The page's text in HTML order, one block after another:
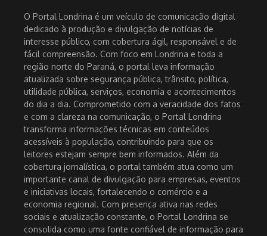
O Portal Londrina é um veículo de comunicação digital
dedicado à produção e divulgação de notícias de
interesse público, com cobertura ágil, responsável e de
fácil compreensão. Com foco em Londrina e toda a
região norte do Paraná, o portal leva informação
atualizada sobre segurança pública, trânsito, política,
utilidade pública, serviços, economia e acontecimentos
do dia a dia. Comprometido com a veracidade dos fatos
e com a clareza na comunicação, o Portal Londrina
transforma informações técnicas em conteúdos
acessíveis à população, contribuindo para que os
leitores estejam sempre bem informados. Além da
cobertura jornalística, o portal também atua como um
importante canal de divulgação para empresas, eventos
e iniciativas locais, fortalecendo o comércio e a
economia regional. Com presença ativa nas redes
sociais e atualização constante, o Portal Londrina se
consolida como uma fonte confiável de informação para